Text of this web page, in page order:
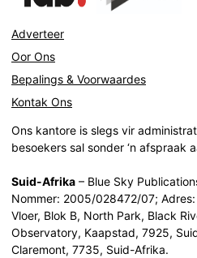
Adverteer
Oor Ons
Bepalings & Voorwaardes
Kontak Ons
Ons kantore is slegs vir
besoekers sal sonder ‘n afspraak
Suid-Afrika – Blue Sky
Nommer: 2005/028472/07;
Vloer, Blok B, North Park, Black
Observatory, Kaapstad, 7925,
Claremont, 7735, Suid-Afrika.